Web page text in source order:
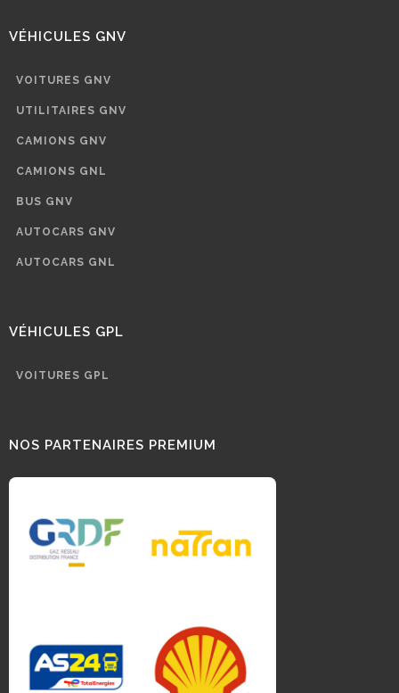
VÉHICULES GNV
VOITURES GNV
UTILITAIRES GNV
CAMIONS GNV
CAMIONS GNL
BUS GNV
AUTOCARS GNV
AUTOCARS GNL
VÉHICULES GPL
VOITURES GPL
NOS PARTENAIRES PREMIUM